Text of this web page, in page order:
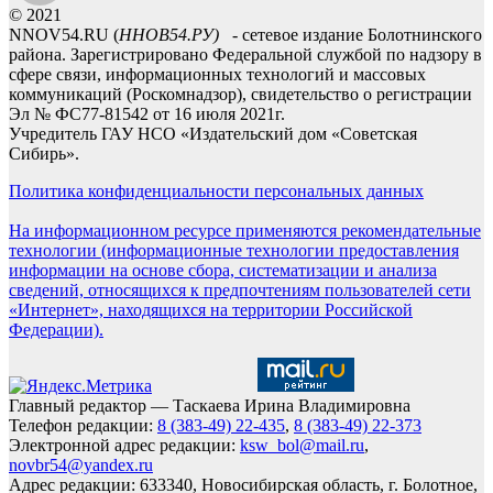
© 2021
NNOV54.RU (ННОВ54.РУ) - сетевое издание Болотнинского
района. Зарегистрировано Федеральной службой по надзору в
сфере связи, информационных технологий и массовых
коммуникаций (Роскомнадзор), свидетельство о регистрации
Эл № ФС77-81542 от 16 июля 2021г.
Учредитель ГАУ НСО «Издательский дом «Советская
Сибирь».
Политика конфиденциальности персональных данных
На информационном ресурсе применяются рекомендательные
технологии (информационные технологии предоставления
информации на основе сбора, систематизации и анализа
сведений, относящихся к предпочтениям пользователей сети
«Интернет», находящихся на территории Российской
Федерации).
Главный редактор — Таскаева Ирина Владимировна
Телефон редакции: 8 (383-49) 22-435, 8 (383-49) 22-373
Электронной адрес редакции: ksw_bol@mail.ru,
novbr54@yandex.ru
Адрес редакции: 633340, Новосибирская область, г. Болотное,